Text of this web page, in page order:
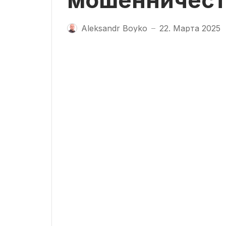
Aleksandr Boyko — 22. Марта 2025